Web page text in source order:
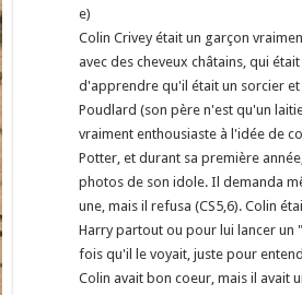
e)
Colin Crivey était un garçon
avec des cheveux châtains, qui
d'apprendre qu'il était un sorcier
Poudlard (son père n'est qu'un
vraiment enthousiaste à l'idée de
Potter, et durant sa première
photos de son idole. Il demanda
une, mais il refusa (CS5,6). Colin
Harry partout ou pour lui lancer un
fois qu'il le voyait, juste pour
Colin avait bon coeur, mais il avait